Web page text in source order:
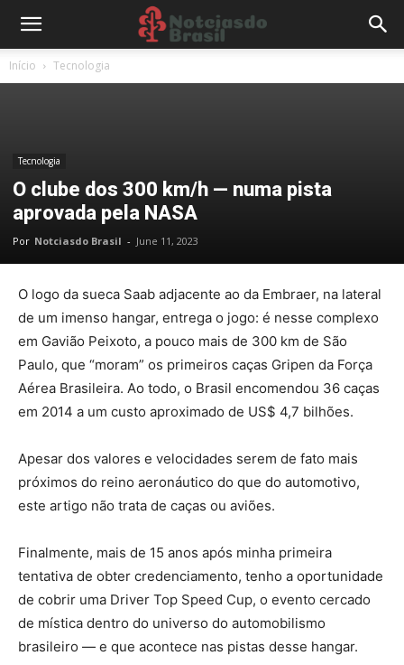
Início Tecnologia
Tecnologia
O clube dos 300 km/h — numa pista
aprovada pela NASA
Por Notciasdo Brasil - June 11, 2023
O logo da sueca Saab adjacente ao da Embraer, na lateral
de um imenso hangar, entrega o jogo: é nesse complexo
em Gavião Peixoto, a pouco mais de 300 km de São
Paulo, que “moram” os primeiros caças Gripen da Força
Aérea Brasileira. Ao todo, o Brasil encomendou 36 caças
em 2014 a um custo aproximado de US$ 4,7 bilhões.
Apesar dos valores e velocidades serem de fato mais
próximos do reino aeronáutico do que do automotivo,
este artigo não trata de caças ou aviões.
Finalmente, mais de 15 anos após minha primeira
tentativa de obter credenciamento, tenho a oportunidade
de cobrir uma Driver Top Speed Cup, o evento cercado
de mística dentro do universo do automobilismo
brasileiro — e que acontece nas pistas desse hangar.